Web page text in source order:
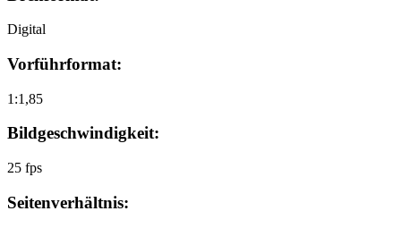
Digital
Vorführformat:
1:1,85
Bildgeschwindigkeit:
25 fps
Seitenverhältnis: